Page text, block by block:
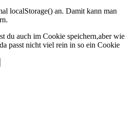
localStorage() an. Damit kann man
du auch im Cookie speichern,aber wie
passt nicht viel rein in so ein Cookie